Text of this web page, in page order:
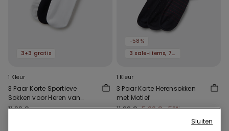
3+3 gratis
1 Kleur
3 Paar Korte Sportieve
Sokken voor Heren van
Katoen
11,99 €
-58%
3 sale-items, 70% korting
1 Kleur
3 Paar Korte Herensokken
met Motief
11,99 € 5,00 €-58%
Sluiten